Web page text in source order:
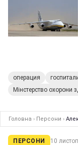
операция
Мінстерство охорони
Головна › Персони ›
ПЕРСОНИ 10